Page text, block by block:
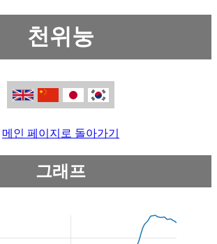
천위눙
메인 페이지로 돌아가기
그래프